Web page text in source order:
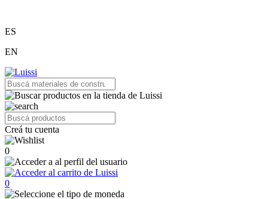
ES
EN
Creá tu cuenta
0
0